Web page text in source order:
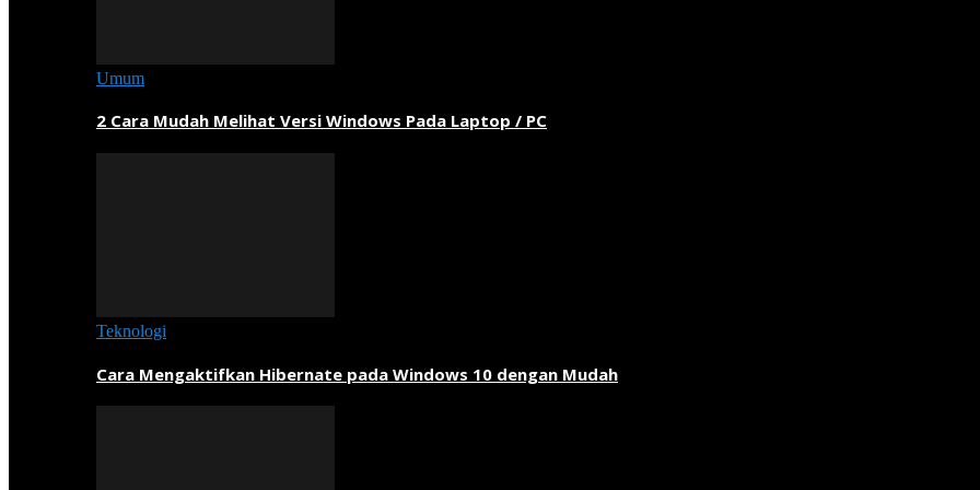
Umum
2 Cara Mudah Melihat Versi Windows Pada Laptop / PC
Teknologi
Cara Mengaktifkan Hibernate pada Windows 10 dengan Mudah